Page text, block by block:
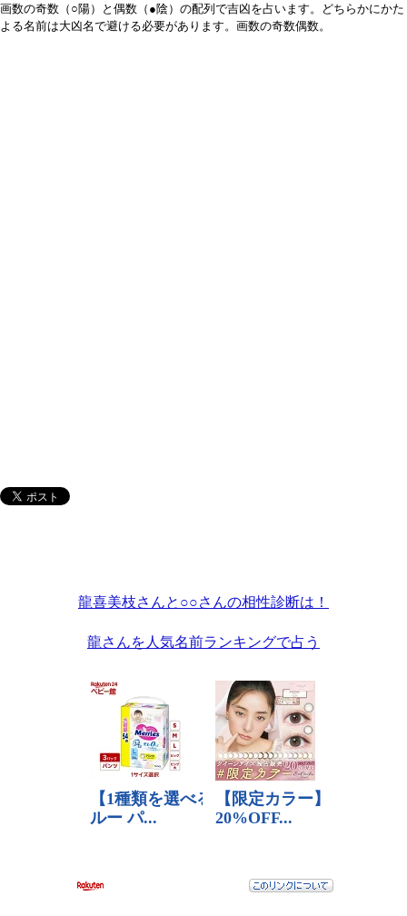
画数の奇数（○陽）と偶数（●陰）の配列で吉凶を占います。どちらかにかた
よる名前は大凶名で避ける必要があります。画数の奇数偶数。
龍喜美枝さんと○○さんの相性診断は！
龍さんを人気名前ランキングで占う